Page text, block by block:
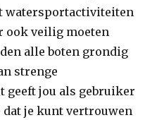
watersportactiviteiten
ook veilig moeten
alle boten grondig
strenge
geeft jou als gebruiker
dat je kunt vertrouwen